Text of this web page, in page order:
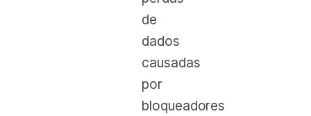
de
dados
causadas
por
bloqueadores